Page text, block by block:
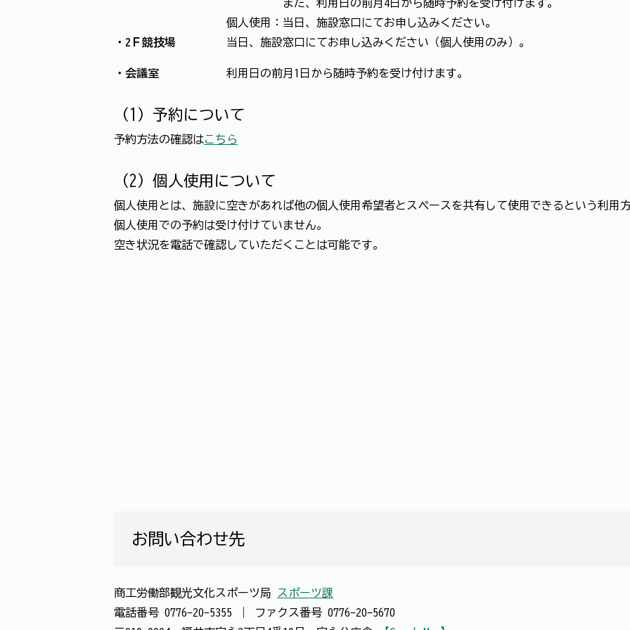
また、利用日の前月4日から随時予約を受け付けます。
個人使用：当日、施設窓口にてお申し込みください。
・2Ｆ競技場 当日、施設窓口にてお申し込みください（個人使用のみ）。
・会議室 利用日の前月1日から随時予約を受け付けます。
（1）予約について
予約方法の確認はこちら
（2）個人使用について
個人使用とは、施設に空きがあれば他の個人使用希望者とスペースを共有して使用できるという利用方
個人使用での予約は受け付けていません。
空き状況を電話で確認していただくことは可能です。
お問い合わせ先
商工労働部観光文化スポーツ局
スポーツ課
電話番号 0776-20-5355 ファクス番号 0776-20-5670